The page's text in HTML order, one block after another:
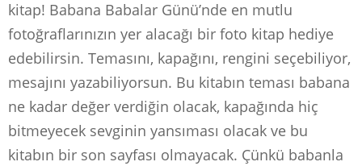
kitap! Babana Babalar Günü’nde en mutlu
fotoğraflarınızın yer alacağı bir foto kitap hediye
edebilirsin. Temasını, kapağını, rengini seçebiliyor,
mesajını yazabiliyorsun. Bu kitabın teması babana
ne kadar değer verdiğin olacak, kapağında hiç
bitmeyecek sevginin yansıması olacak ve bu
kitabın bir son sayfası olmayacak. Çünkü babanla